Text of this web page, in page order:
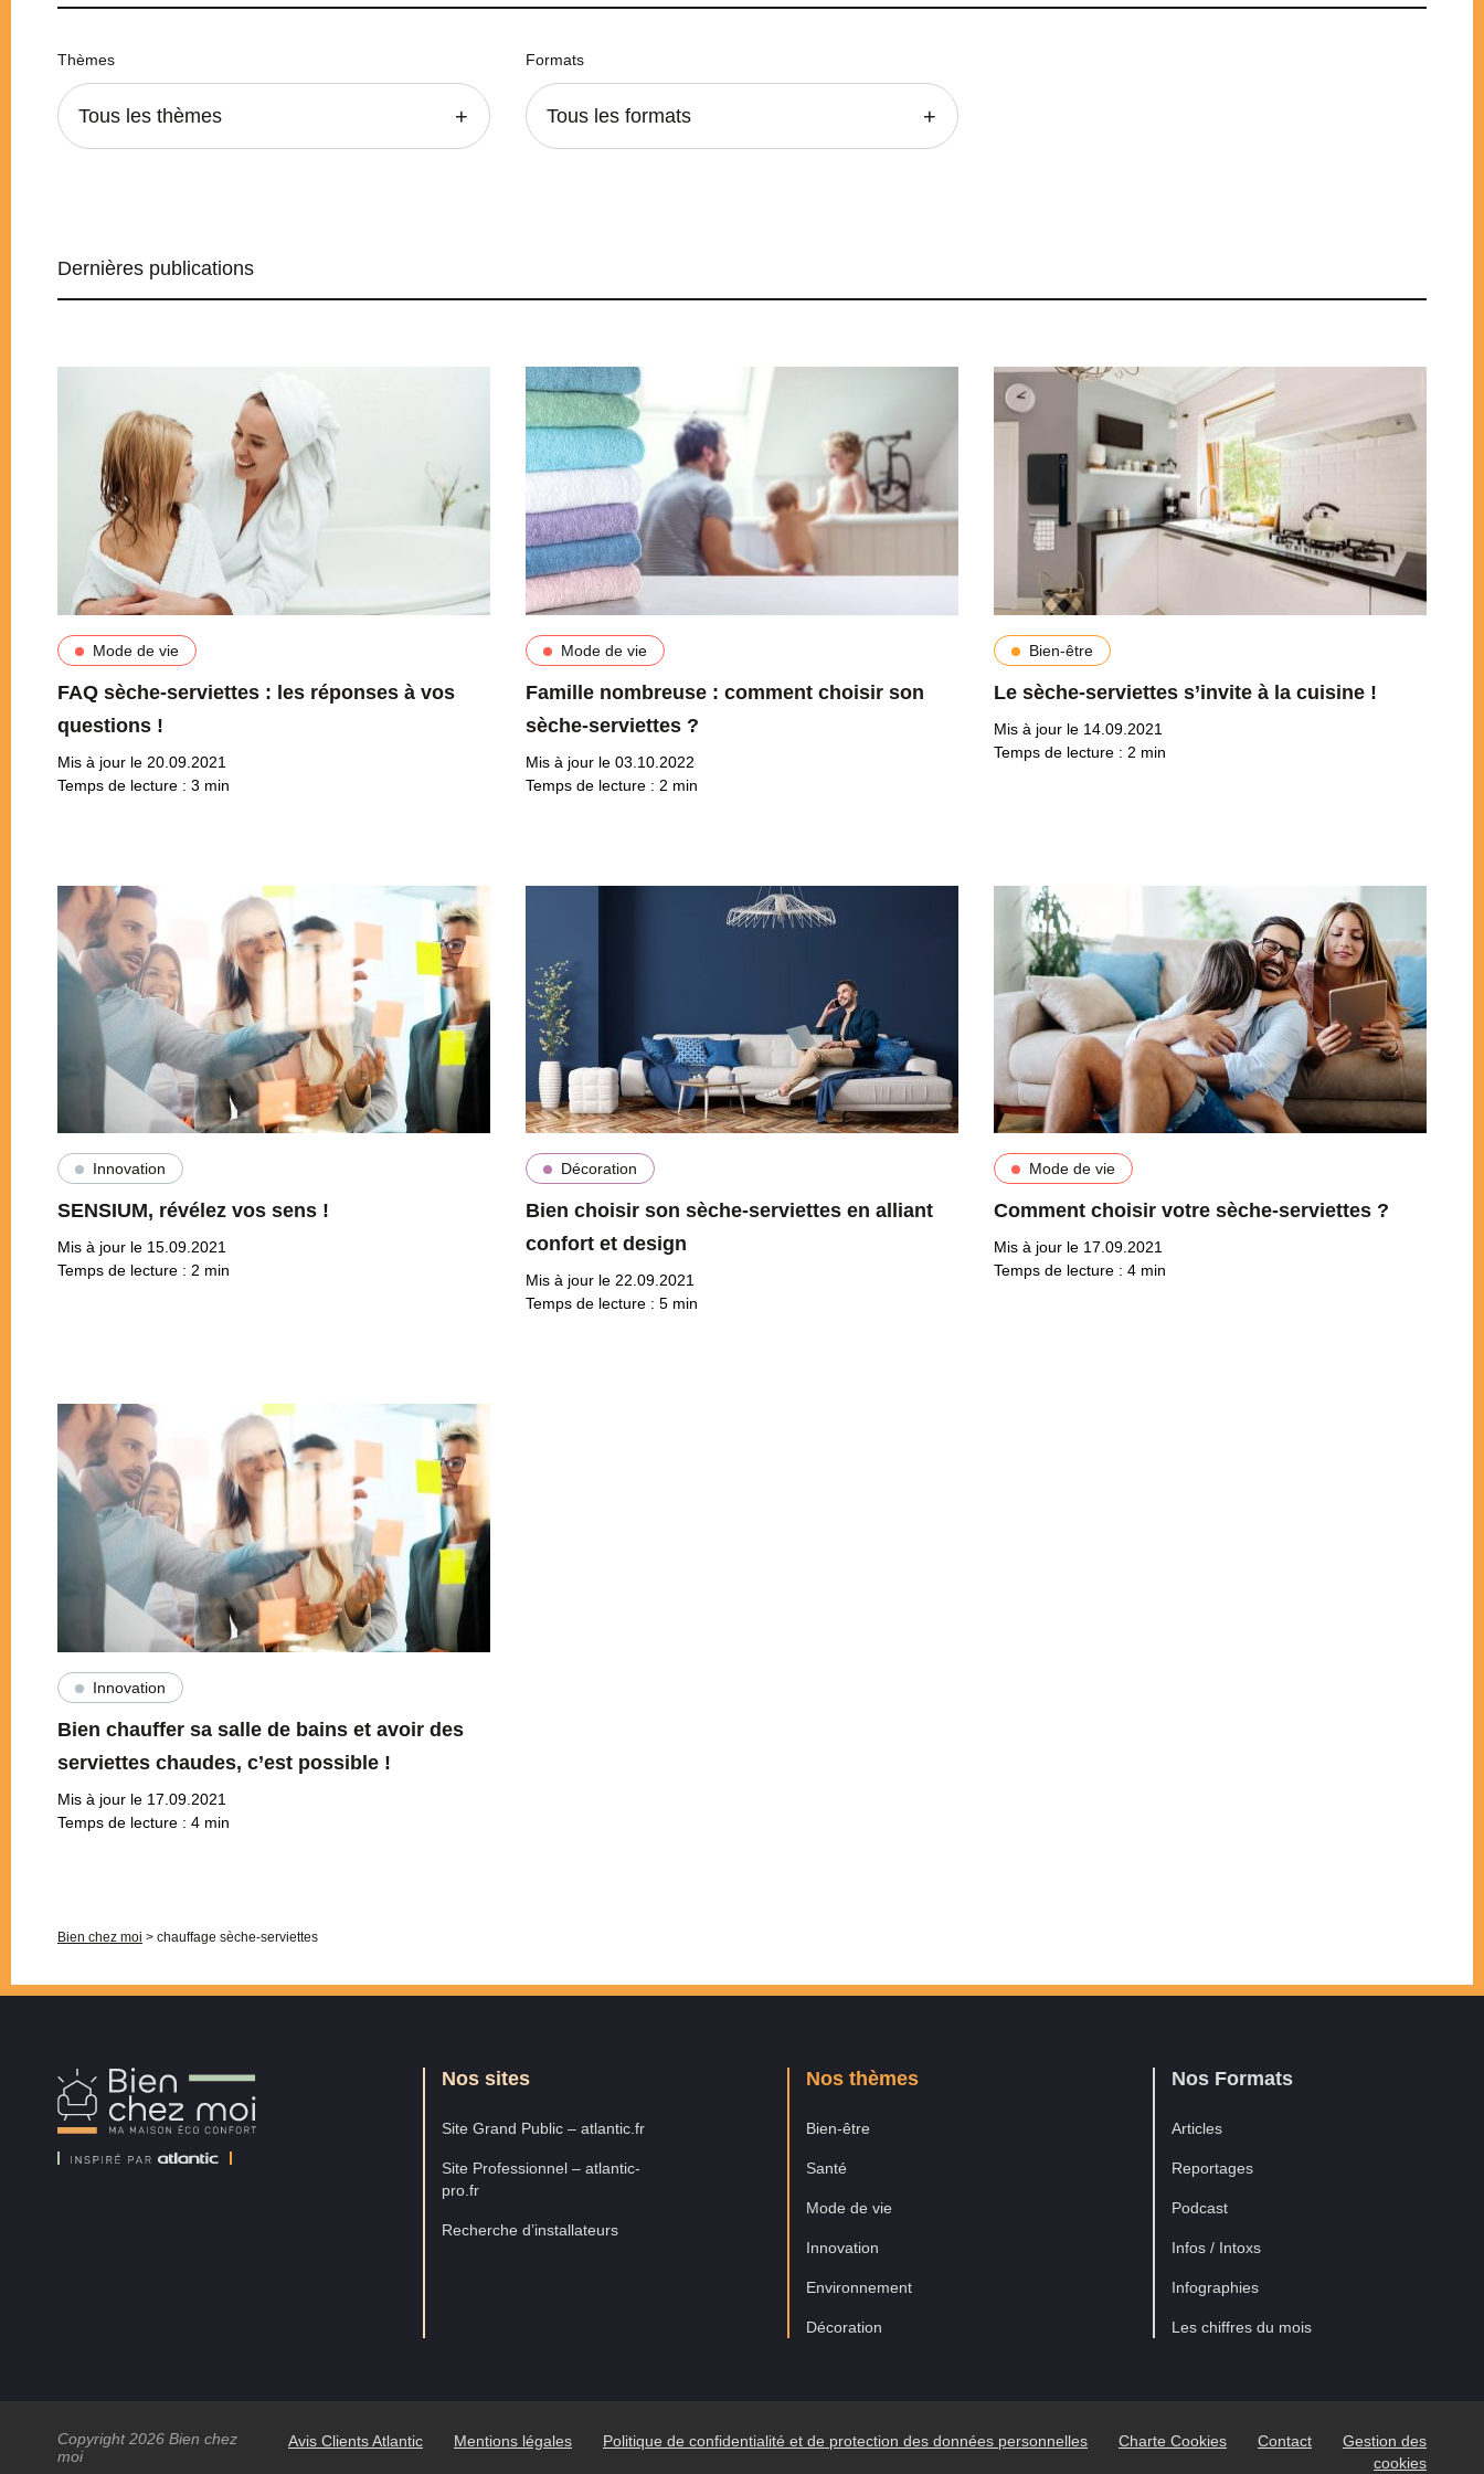
Thèmes
Tous les thèmes
Formats
Tous les formats
Dernières publications
Mode de vie
FAQ sèche-serviettes : les réponses à vos
questions !
Mis à jour le 20.09.2021
Temps de lecture : 3 min
Mode de vie
Famille nombreuse : comment choisir son
sèche-serviettes ?
Mis à jour le 03.10.2022
Temps de lecture : 2 min
Bien-être
Le sèche-serviettes s’invite à la cuisine !
Mis à jour le 14.09.2021
Temps de lecture : 2 min
Innovation
SENSIUM, révélez vos sens !
Mis à jour le 15.09.2021
Temps de lecture : 2 min
Décoration
Bien choisir son sèche-serviettes en alliant
confort et design
Mis à jour le 22.09.2021
Temps de lecture : 5 min
Mode de vie
Comment choisir votre sèche-serviettes ?
Mis à jour le 17.09.2021
Temps de lecture : 4 min
Innovation
Bien chauffer sa salle de bains et avoir des
serviettes chaudes, c’est possible !
Mis à jour le 17.09.2021
Temps de lecture : 4 min
Bien chez moi > chauffage sèche-serviettes
Chez
Nos sites
Site Grand Public – atlantic.fr
Site Professionnel – atlantic-
pro.fr
Recherche d’installateurs
Nos thèmes
Bien-être
Santé
Mode de vie
Innovation
Environnement
Décoration
Nos Formats
Articles
Reportages
Podcast
Infos / Intoxs
Infographies
Les chiffres du mois
Copyright 2026 Bien chez
moi
Avis Clients Atlantic Mentions légales Politique de confidentialité et de protection des données personnelles Charte Cookies Contact
Gestion des
cookies